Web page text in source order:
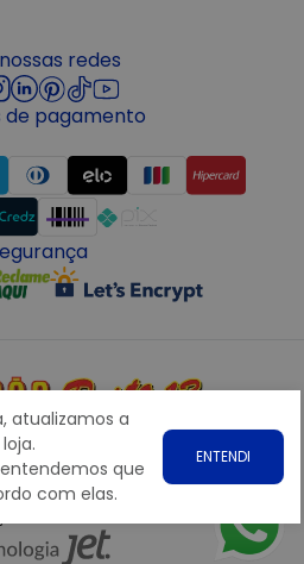
atualizamos a
que
com elas.
ENTENDI
redes
de pagamento
POSTO 13 - Todos os direitos
15.360.767/0001-07
Galpão 1268 – Bairro: Prata,